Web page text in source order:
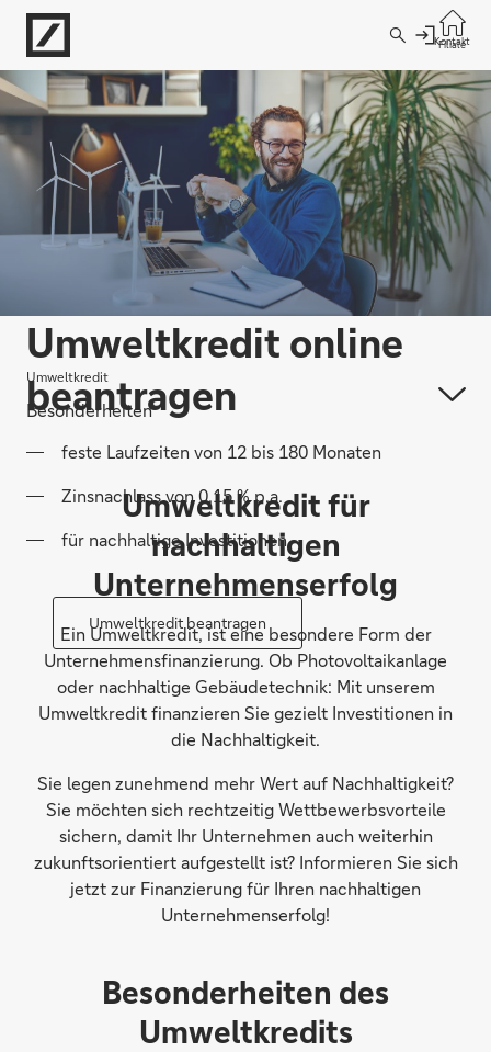
Direkt zur Hauptnavigation (Enter drücken)
Direkt zur Suche (Enter drücken)
Direkt zum Hauptinhalt (Enter drücken)
Filiale
Kontakt
Umweltkredit online
beantragen
feste Laufzeiten von 12 bis 180 Monaten
Zinsnachlass von 0,15 % p.a.
für nachhaltige Investitionen
Umweltkredit beantragen
Umweltkredit
Besonderheiten
Umweltkredit für
nachhaltigen
Unternehmenserfolg
Ein Umweltkredit, ist eine besondere Form der
Unternehmensfinanzierung. Ob Photovoltaikanlage
oder nachhaltige Gebäudetechnik: Mit unserem
Umweltkredit finanzieren Sie gezielt Investitionen in
die Nachhaltigkeit.
Sie legen zunehmend mehr Wert auf Nachhaltigkeit?
Sie möchten sich rechtzeitig Wettbewerbsvorteile
sichern, damit Ihr Unternehmen auch weiterhin
zukunftsorientiert aufgestellt ist? Informieren Sie sich
jetzt zur Finanzierung für Ihren nachhaltigen
Unternehmenserfolg!
Besonderheiten des
Umweltkredits